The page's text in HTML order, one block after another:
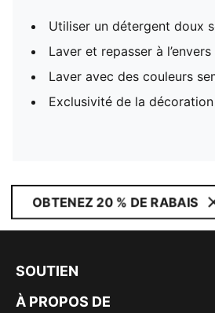
Utiliser un détergent doux
Laver et repasser à l’envers
Laver avec des couleurs
Exclusivité de la décoration
OBTENEZ 20 % DE RABAIS
SOUTIEN
À PROPOS DE